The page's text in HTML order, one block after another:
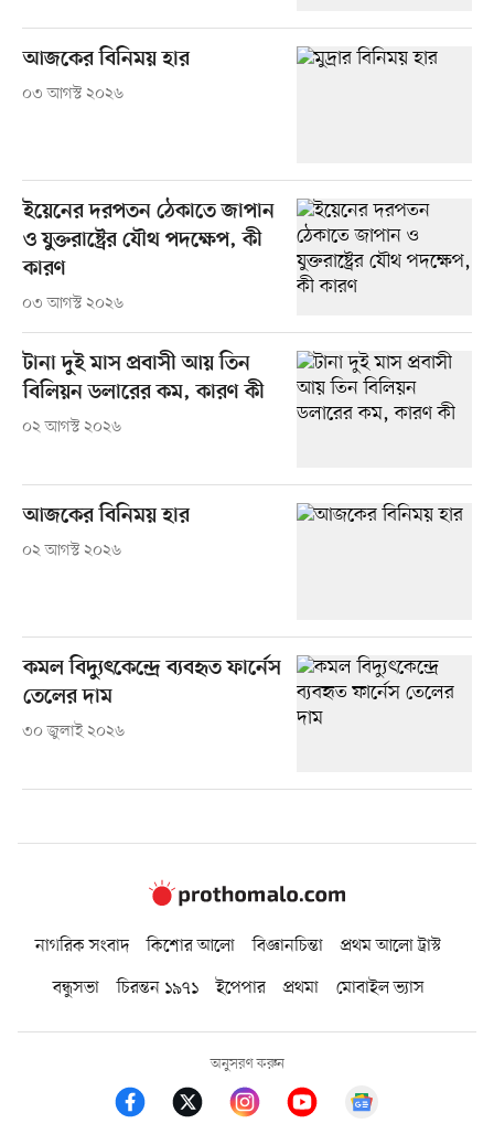
আজকের বিনিময় হার
০৩ আগস্ট ২০২৬
ইয়েনের দরপতন ঠেকাতে জাপান
ও যুক্তরাষ্ট্রের যৌথ পদক্ষেপ, কী
কারণ
০৩ আগস্ট ২০২৬
টানা দুই মাস প্রবাসী আয় তিন
বিলিয়ন ডলারের কম, কারণ কী
০২ আগস্ট ২০২৬
আজকের বিনিময় হার
০২ আগস্ট ২০২৬
কমল বিদ্যুৎকেন্দ্রে ব্যবহৃত ফার্নেস
তেলের দাম
৩০ জুলাই ২০২৬
নাগরিক সংবাদ কিশোর আলো বিজ্ঞানচিন্তা
প্রথম আলো ট্রাস্ট
বন্ধুসভা
চিরন্তন ১৯৭১ ইপেপার প্রথমা মোবাইল ভ্যাস
অনুসরণ করুন